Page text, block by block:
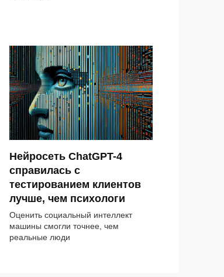
Нейросеть ChatGPT-4
справилась с
тестированием клиентов
лучше, чем психологи
Оценить социальный интеллект
машины смогли точнее, чем
реальные люди